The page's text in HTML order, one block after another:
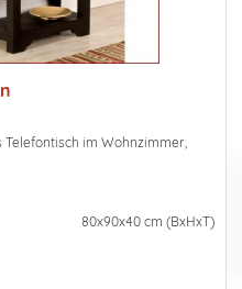
Telefontisch im Wohnzimmer,
80x90x40 cm (BxHxT)